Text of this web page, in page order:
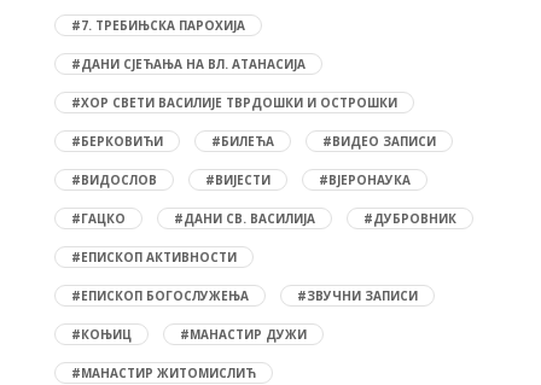
#7. ТРЕБИЊСКА ПАРОХИЈА
#ДАНИ СЈЕЋАЊА НА ВЛ. АТАНАСИЈА
#ХОР СВЕТИ ВАСИЛИЈЕ ТВРДОШКИ И ОСТРОШКИ
#БЕРКОВИЋИ #БИЛЕЋА #ВИДЕО ЗАПИСИ
#ВИДОСЛОВ #ВИЈЕСТИ #ВЈЕРОНАУКА
#ГАЦКО #ДАНИ СВ. ВАСИЛИЈА #ДУБРОВНИК
#ЕПИСКОП АКТИВНОСТИ
#ЕПИСКОП БОГОСЛУЖЕЊА #ЗВУЧНИ ЗАПИСИ
#КОЊИЦ #МАНАСТИР ДУЖИ
#МАНАСТИР ЖИТОМИСЛИЋ